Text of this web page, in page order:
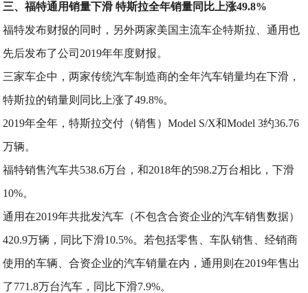
三、福特通用销量下滑 特斯拉全年销量同比上涨49.8%
福特发布财报的同时，另外两家美国主流车企特斯拉、通用也
先后发布了公司2019年年度财报。
三家车企中，两家传统汽车制造商的全年汽车销量均在下滑，
特斯拉的销量则同比上涨了49.8%。
2019年全年，特斯拉交付（销售）Model S/X和Model 3约36.76
万辆。
福特销售汽车共538.6万台，和2018年的598.2万台相比，下滑
10%。
通用在2019年共批发汽车（不包含合资企业的汽车销售数据）
420.9万辆，同比下滑10.5%。若包括零售、车队销售、经销商
使用的车辆、合资企业的汽车销量在内，通用则在2019年售出
了771.8万台汽车，同比下滑7.9%。